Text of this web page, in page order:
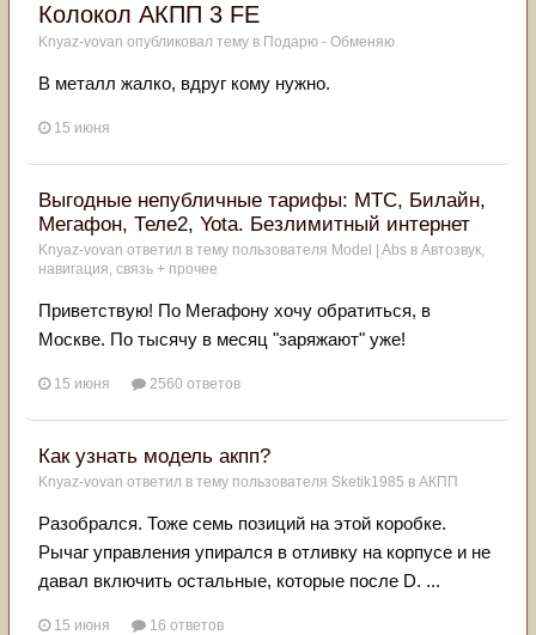
Колокол АКПП 3 FE
Knyaz-vovan опубликовал тему в Подарю - Обменяю
В металл жалко, вдруг кому нужно.
15 июня
Выгодные непубличные тарифы: МТС, Билайн,
Мегафон, Теле2, Yota. Безлимитный интернет
Knyaz-vovan ответил в тему пользователя Model | Abs в Автозвук,
навигация, связь + прочее
Приветствую! По Мегафону хочу обратиться, в
Москве. По тысячу в месяц "заряжают" уже!
15 июня 2560 ответов
Как узнать модель акпп?
Knyaz-vovan ответил в тему пользователя Sketik1985 в АКПП
Разобрался. Тоже семь позиций на этой коробке.
Рычаг управления упирался в отливку на корпусе и не
давал включить остальные, которые после D. ...
15 июня 16 ответов